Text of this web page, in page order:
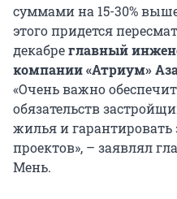
суммами на 15-30%
этого придется
декабреглавный
компании «Атриум»
«Очень важно
обязательств
жилья и
проектов», – заявлял
Мень.